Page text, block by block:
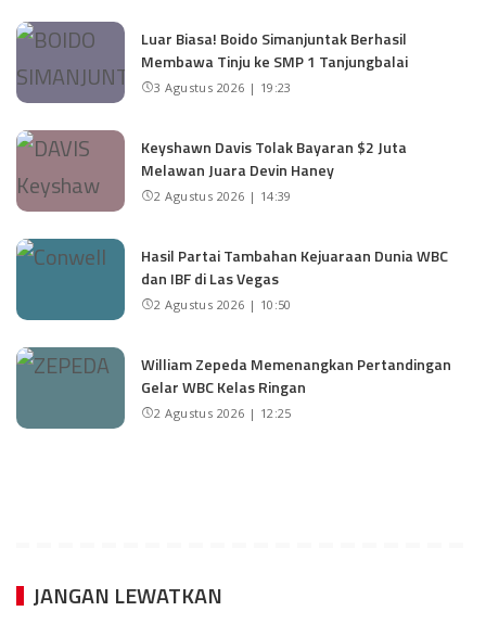
Luar Biasa! Boido Simanjuntak Berhasil
Membawa Tinju ke SMP 1 Tanjungbalai
3 Agustus 2026 | 19:23
Keyshawn Davis Tolak Bayaran $2 Juta
Melawan Juara Devin Haney
2 Agustus 2026 | 14:39
Hasil Partai Tambahan Kejuaraan Dunia WBC
dan IBF di Las Vegas
2 Agustus 2026 | 10:50
William Zepeda Memenangkan Pertandingan
Gelar WBC Kelas Ringan
2 Agustus 2026 | 12:25
JANGAN LEWATKAN